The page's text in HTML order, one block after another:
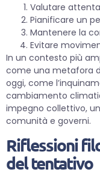
Valutare
Pianificare un
Mantenere la
Evitare
In un contesto più
come una metafora
oggi, come
cambiamento
impegno collettivo,
comunità e governi.
Riflessioni
del tentativo